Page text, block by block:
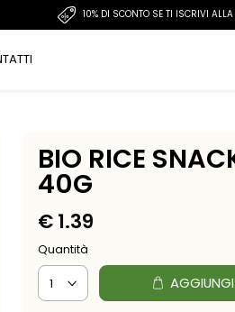
10% DI SCONTO SE TI ISCRIVI ALLA
BIO RICE
40G
€1.39
Quantità